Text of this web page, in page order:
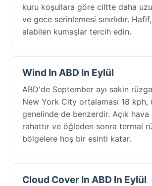
kuru koşullara göre ciltte daha
ve gece serinlemesi sınırlıdır.
alabilen kumaşlar tercih edin.
Wind In ABD In Eylül
ABD'de September ayı sakin
New York City ortalaması 18 kph,
genelinde de benzerdir. Açık
rahattır ve öğleden sonra termal
bölgelere hoş bir esinti katar.
Cloud Cover In ABD In Eylül